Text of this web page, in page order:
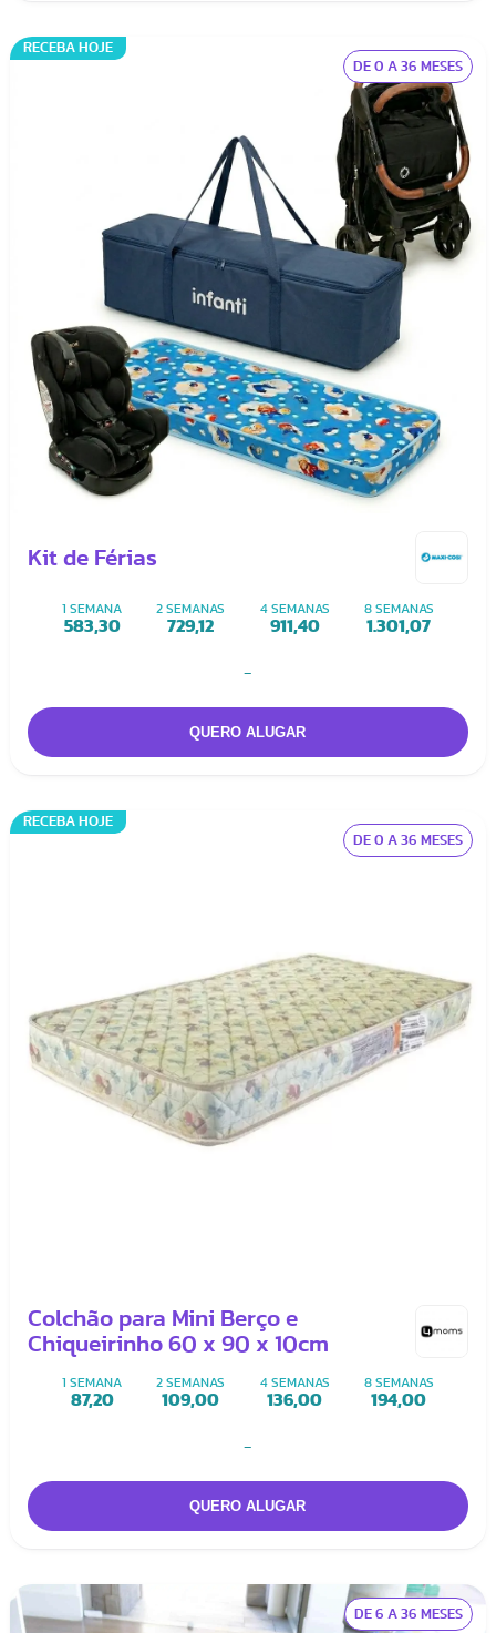
RECEBA HOJE
DE 0 A 36 MESES
Kit de Férias
1 SEMANA
583,30
2 SEMANAS
729,12
4 SEMANAS
911,40
8 SEMANAS
1.301,07
-
RECEBA HOJE
DE 0 A 36 MESES
Colchão para Mini Berço e
Chiqueirinho 60 x 90 x 10cm
1 SEMANA
87,20
2 SEMANAS
109,00
4 SEMANAS
136,00
8 SEMANAS
194,00
-
DE 6 A 36 MESES